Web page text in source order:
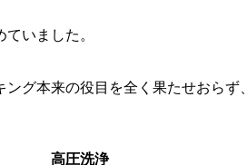
いました。
グ本来の役目を全く果たせおらず
高圧洗浄